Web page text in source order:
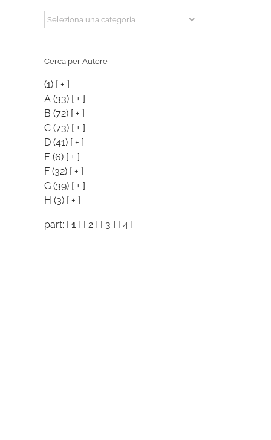
Cerca
per
Cerca per Autore
(1) [ + ]
A (33) [ + ]
B (72) [ + ]
C (73) [ + ]
D (41) [ + ]
E (6) [ + ]
F (32) [ + ]
G (39) [ + ]
H (3) [ + ]
part: [ 1 ] [ 2 ] [ 3 ] [ 4 ]